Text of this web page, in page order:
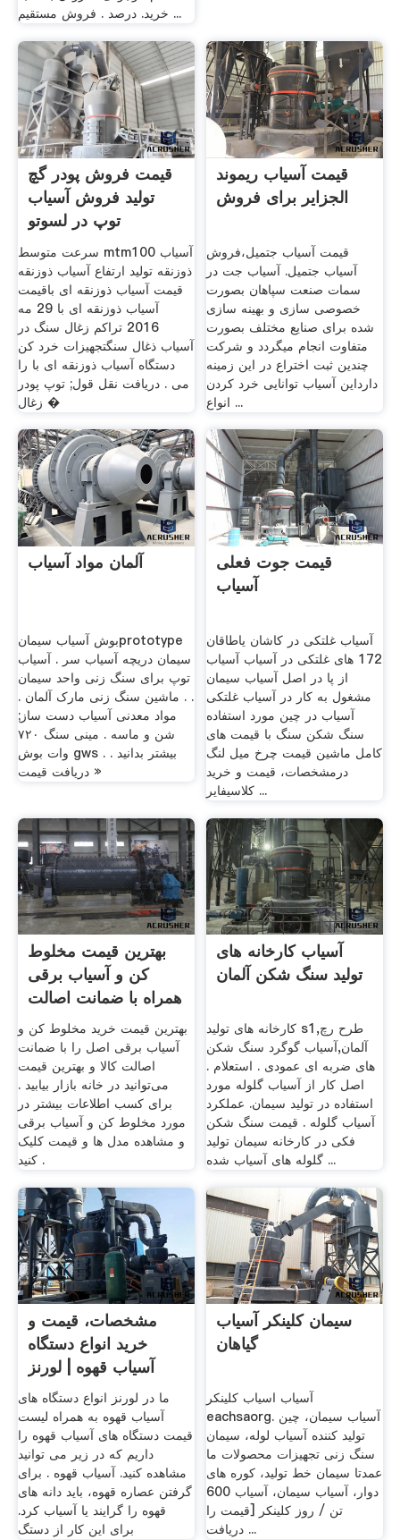
خرید. درصد . فروش مستقیم ...
قیمت فروش پودر گچ
تولید فروش آسیاب
توپ در لسوتو
سرعت متوسط mtm100 آسیاب
ذوزنقه تولید ارتفاع آسیاب ذوزنقه
قیمت آسیاب ذوزنقه ای باقیمت
آسیاب ذوزنقه ای با 29 مه
2016 تراکم زغال سنگ در
آسیاب ذغال سنگتجهیزات خرد کن
دستگاه آسیاب ذوزنقه ای با را
می . دریافت نقل قول; توپ پودر
زغال �
قیمت آسیاب ریموند
الجزایر برای فروش
قیمت آسیاب جتمیل،فروش
آسیاب جتمیل. آسیاب جت در
سمات صنعت سپاهان بصورت
خصوصی سازی و بهینه سازی
شده برای صنایع مختلف بصورت
متفاوت انجام میگردد و شرکت
چندین ثبت اختراع در این زمینه
دارداین آسیاب توانایی خرد کردن
انواع ...
آلمان مواد آسیاب
بوش آسیاب سیمانprototype
سیمان دریچه آسیاب سر . آسیاب
توپ برای سنگ زنی واحد سیمان
. . ماشین سنگ زنی مارک آلمان .
مواد معدنی آسیاب دست ساز;
شن و ماسه . مینی سنگ ۷۲۰
وات بوش gws . بیشتر بدانید .
دریافت قیمت »
قیمت جوت فعلی
آسیاب
آسیاب غلتکی در کاشان یاطاقان
172 های غلتکی در آسیاب آسیاب
از پا در اصل آسیاب سیمان
مشغول به کار در آسیاب غلتکی
آسیاب در چین مورد استفاده
سنگ شکن سنگ با قیمت های
کامل ماشین قیمت چرخ میل لنگ
درمشخصات، قیمت و خرید
کلاسیفایر ...
بهترین قیمت مخلوط
کن و آسیاب برقی
همراه با ضمانت اصالت
...
بهترین قیمت خرید مخلوط کن و
آسیاب برقی اصل را با ضمانت
اصالت کالا و بهترین قیمت
می‌توانید در خانه بازار بیابید .
برای کسب اطلاعات بیشتر در
مورد مخلوط کن و آسیاب برقی
و مشاهده مدل ها و قیمت کلیک
کنید .
آسیاب کارخانه های
تولید سنگ شکن آلمان
کارخانه های تولید s1,طرح رچ
آلمان,آسیاب گوگرد سنگ شکن
های ضربه ای عمودی . استعلام .
اصل کار از آسیاب گلوله مورد
استفاده در تولید سیمان. عملکرد
آسیاب گلوله . قیمت سنگ شکن
فکی در کارخانه سیمان تولید
گلوله های آسیاب شده ...
مشخصات، قیمت و
خرید انواع دستگاه
آسیاب قهوه | لورنز
ما در لورنز انواع دستگاه های
آسیاب قهوه به همراه لیست
قیمت دستگاه های آسیاب قهوه را
داریم که در زیر می توانید
مشاهده کنید. آسیاب قهوه . برای
گرفتن عصاره قهوه، باید دانه های
قهوه را گرایند یا آسیاب کرد.
برای این کار از دستگ
سیمان کلینکر آسیاب
گیاهان
آسیاب اسیاب کلینکر
eachsaorg. آسیاب سیمان، چین
تولید کننده آسیاب لوله، سیمان
سنگ زنی تجهیزات محصولات ما
عمدتا سیمان خط تولید، کوره های
دوار، آسیاب سیمان، آسیاب 600
تن / روز کلینکر [قیمت را
دریافت ...